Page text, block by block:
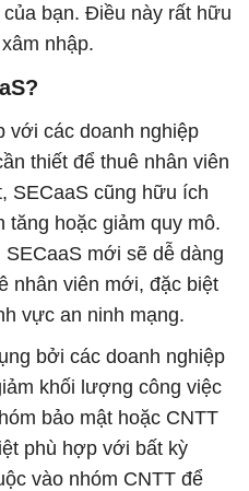
bạn. Điều này rất hữu
nhập.
với các doanh nghiệp
thiết để thuê nhân viên
SECaaS cũng hữu ích
tăng hoặc giảm quy mô.
mới sẽ dễ dàng
nhân viên mới, đặc biệt
vực an ninh mạng.
bởi các doanh nghiệp
khối lượng công việc
bảo mật hoặc CNTT
phù hợp với bất kỳ
vào nhóm CNTT để